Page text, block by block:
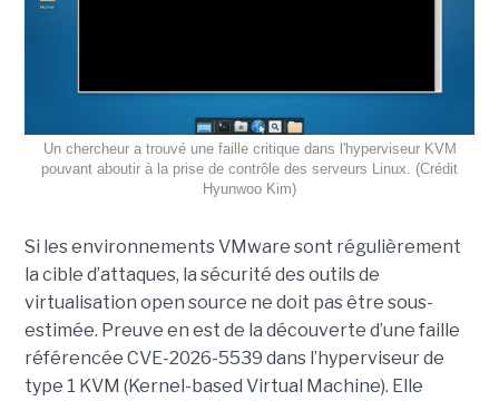
Un chercheur a trouvé une faille critique dans l'hyperviseur KVM
pouvant aboutir à la prise de contrôle des serveurs Linux. (Crédit
Hyunwoo Kim)
Si les environnements VMware sont régulièrement
la cible d’attaques, la sécurité des outils de
virtualisation open source ne doit pas être sous-
estimée. Preuve en est de la découverte d’une faille
référencée CVE-2026-5539 dans l’hyperviseur de
type 1 KVM (Kernel-based Virtual Machine). Elle